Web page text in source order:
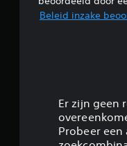
Beleid inzake
Er zijn geen
Probeer een